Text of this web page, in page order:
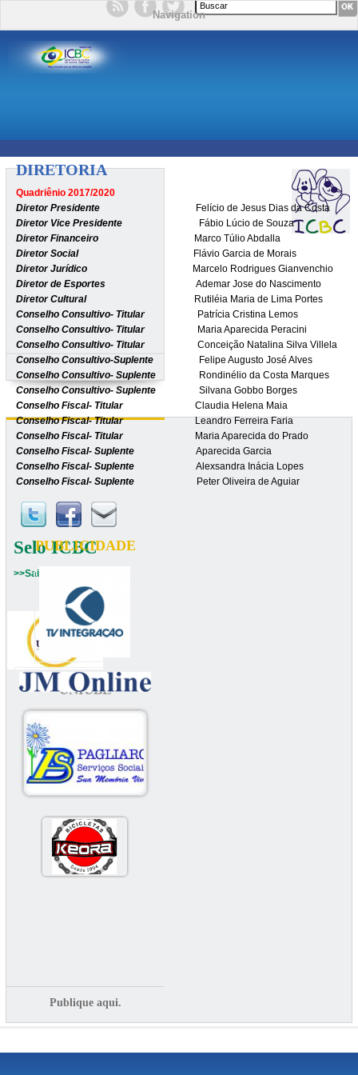
NavigationFormulário de busca
DIRETORIA
Quadriênio 2017/2020
Diretor Presidente Felício de Jesus Dias da Costa
Diretor Vice Presidente Fábio Lúcio de Souza
Diretor Financeiro Marco Túlio Abdalla
Diretor SocialFlávio Garcia de Morais
Diretor Jurídico
Marcelo Rodrigues Gianvenchio
Diretor de Esportes Ademar Jose do Nascimento
Diretor Cultural
Rutiléia Maria de Lima Portes
Conselho Consultivo- Titular
Patrícia Cristina Lemos
Conselho Consultivo- Titular
Maria Aparecida Peracini
Conselho Consultivo- Titular
Conceição Natalina Silva Villela
Conselho Consultivo-Suplente
Felipe Augusto José Alves
Conselho Consultivo- Suplente
Rondinélio da Costa Marques
Conselho Consultivo- Suplente Silvana Gobbo Borges
Conselho Fiscal- Titular Claudia Helena Maia
Conselho Fiscal- TitularLeandro Ferreira Faria
Conselho Fiscal- Titular
Maria Aparecida do Prado
Conselho Fiscal- Suplente
Aparecida Garcia
Conselho Fiscal- Suplente Alexsandra Inácia Lopes
Conselho Fiscal- Suplente
Peter Oliveira de Aguiar
Selo ICBC
>>Saiba mais
UNIUBE
PUBLICIDADE
Publique aqui.